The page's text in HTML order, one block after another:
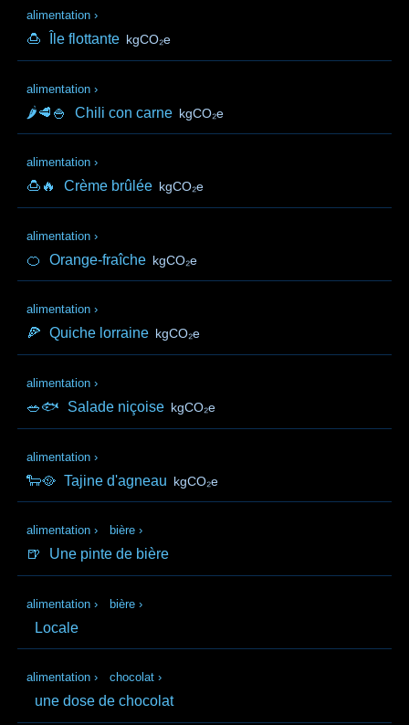
alimentation ›
🍮 Île flottante kgCO₂e
alimentation ›
🌶️🥩🍚 Chili con carne kgCO₂e
alimentation ›
🍮🔥 Crème brûlée kgCO₂e
alimentation ›
🍊 Orange-fraîche kgCO₂e
alimentation ›
🍕 Quiche lorraine kgCO₂e
alimentation ›
🥗🐟 Salade niçoise kgCO₂e
alimentation ›
🐑🥘 Tajine d'agneau kgCO₂e
alimentation › bière ›
🍺 Une pinte de bière
alimentation › bière ›
Locale
alimentation › chocolat ›
une dose de chocolat